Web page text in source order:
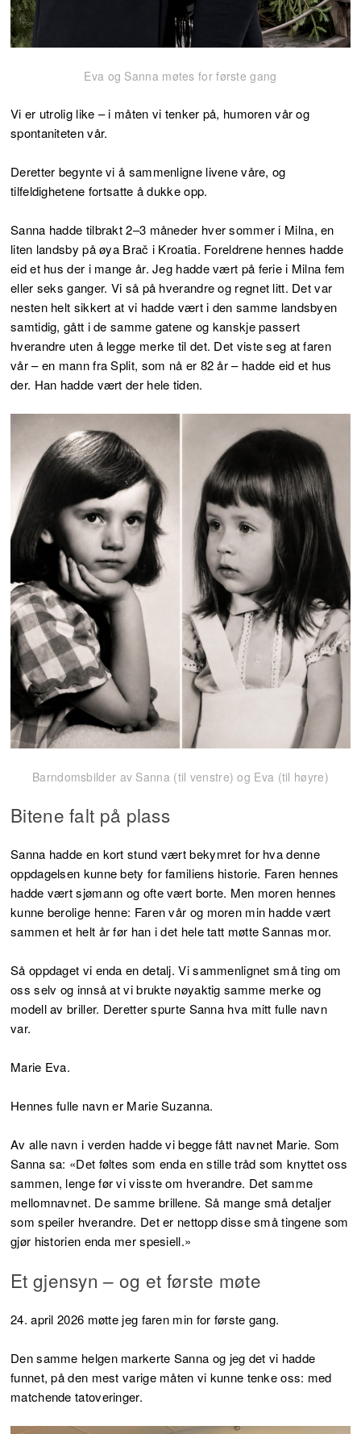
Eva og Sanna møtes for første gang
Vi er utrolig like – i måten vi tenker på, humoren vår og
spontaniteten vår.
Deretter begynte vi å sammenligne livene våre, og
tilfeldighetene fortsatte å dukke opp.
Sanna hadde tilbrakt 2–3 måneder hver sommer i Milna, en
liten landsby på øya Brač i Kroatia. Foreldrene hennes hadde
eid et hus der i mange år. Jeg hadde vært på ferie i Milna fem
eller seks ganger. Vi så på hverandre og regnet litt. Det var
nesten helt sikkert at vi hadde vært i den samme landsbyen
samtidig, gått i de samme gatene og kanskje passert
hverandre uten å legge merke til det. Det viste seg at faren
vår – en mann fra Split, som nå er 82 år – hadde eid et hus
der. Han hadde vært der hele tiden.
Barndomsbilder av Sanna (til venstre) og Eva (til høyre)
Bitene falt på plass
Sanna hadde en kort stund vært bekymret for hva denne
oppdagelsen kunne bety for familiens historie. Faren hennes
hadde vært sjømann og ofte vært borte. Men moren hennes
kunne berolige henne: Faren vår og moren min hadde vært
sammen et helt år før han i det hele tatt møtte Sannas mor.
Så oppdaget vi enda en detalj. Vi sammenlignet små ting om
oss selv og innså at vi brukte nøyaktig samme merke og
modell av briller. Deretter spurte Sanna hva mitt fulle navn
var.
Marie Eva.
Hennes fulle navn er Marie Suzanna.
Av alle navn i verden hadde vi begge fått navnet Marie. Som
Sanna sa: «Det føltes som enda en stille tråd som knyttet oss
sammen, lenge før vi visste om hverandre. Det samme
mellomnavnet. De samme brillene. Så mange små detaljer
som speiler hverandre. Det er nettopp disse små tingene som
gjør historien enda mer spesiell.»
Et gjensyn – og et første møte
24. april 2026 møtte jeg faren min for første gang.
Den samme helgen markerte Sanna og jeg det vi hadde
funnet, på den mest varige måten vi kunne tenke oss: med
matchende tatoveringer.